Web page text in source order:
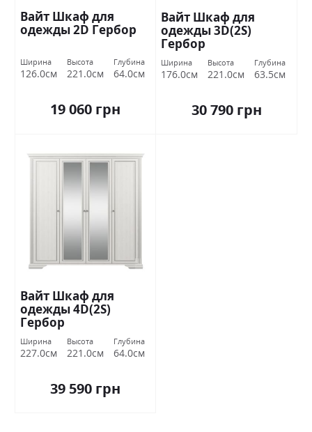
Вайт Шкаф для
одежды 2D Гербор
Ширина
126.0см
Высота
221.0см
Глубина
64.0см
19 060 грн
Вайт Шкаф для
одежды 3D(2S)
Гербор
Ширина
176.0см
Высота
221.0см
Глубина
63.5см
30 790 грн
Вайт Шкаф для
одежды 4D(2S)
Гербор
Ширина
227.0см
Высота
221.0см
Глубина
64.0см
39 590 грн